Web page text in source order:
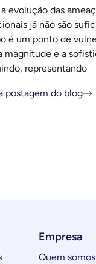
evolução das
já não são
é um ponto de
magnitude e a
representando
postagem do blog
Empresa
Quem somos